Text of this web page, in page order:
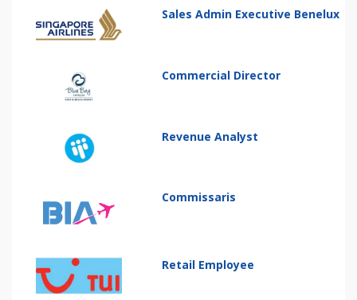
Sales Admin Executive Benelux
Commercial Director
Revenue Analyst
Commissaris
Retail Employee